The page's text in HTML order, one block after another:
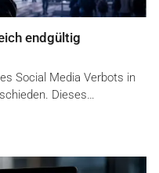
endgültig
Social Media Verbots in
Dieses…